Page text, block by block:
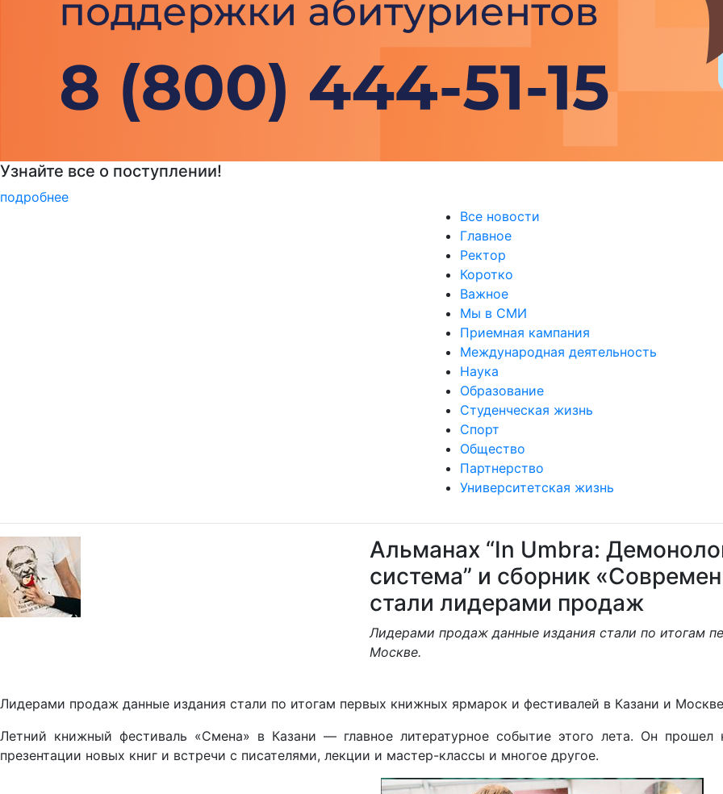
РГГУ — территория вежливости
подробнее
Все новости
Главное
Ректор
Коротко
Важное
Мы в СМИ
Приемная кампания
Международная деятельность
Наука
Образование
Студенческая жизнь
Спорт
Общество
Партнерство
Университетская жизнь
Альманах “In Umbra:
система” и сборник
стали лидерами продаж
Лидерами продаж данные издания стали по итогам
Москве.
Лидерами продаж данные издания стали по итогам первых книжных ярмарок и фестивалей в Казани и
Летний книжный фестиваль «Смена» в Казани — главное литературное событие этого лета. Он
презентации новых книг и встречи с писателями, лекции и мастер-классы и многое другое.